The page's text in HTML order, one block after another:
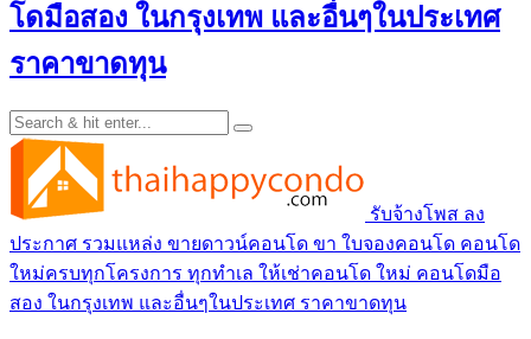
โดมือสอง ในกรุงเทพ และอื่นๆในประเทศ
ราคาขาดทุน
รับจ้างโพส ลง
ประกาศ รวมแหล่ง ขายดาวน์คอนโด ขา ใบจองคอนโด คอนโด
ใหม่ครบทุกโครงการ ทุกทำเล ให้เช่าคอนโด ใหม่ คอนโดมือ
สอง ในกรุงเทพ และอื่นๆในประเทศ ราคาขาดทุน